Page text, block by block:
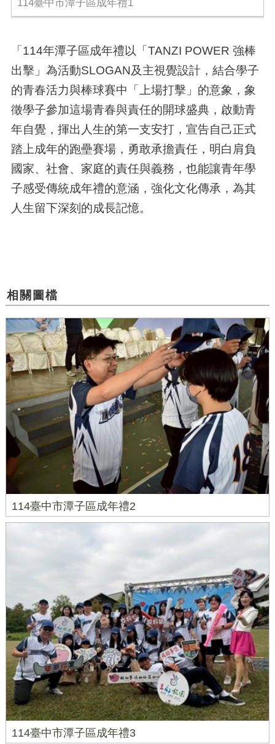
114臺中市潭子區成年禮1
「114年潭子區成年禮以「TANZI POWER 強棒
出擊」為活動SLOGAN及主視覺設計，結合學子
的青春活力與棒球賽中「上場打擊」的意象，象
徵學子參加這場青春與責任的開球盛典，啟動青
年自覺，揮出人生的第一支安打，宣告自己正式
踏上成年的跑壘賽場，勇敢承擔責任，明白肩負
國家、社會、家庭的責任與義務，也能讓青年學
子感受傳統成年禮的意涵，強化文化傳承，為其
人生留下深刻的成長記憶。
相關圖檔
114臺中市潭子區成年禮2
114臺中市潭子區成年禮3